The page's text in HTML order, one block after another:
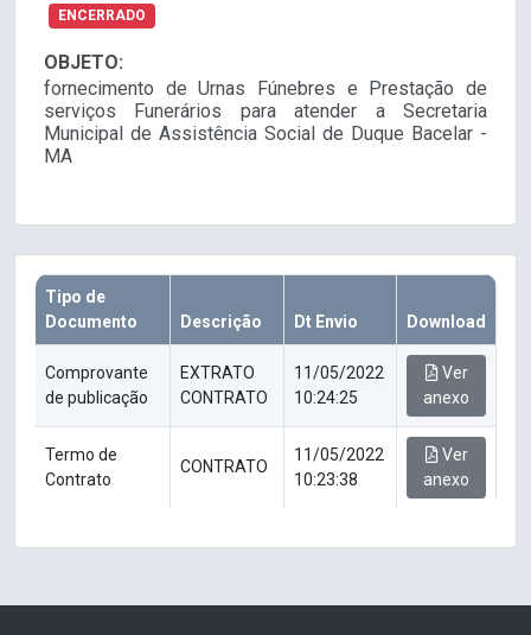
ENCERRADO
OBJETO:
fornecimento de Urnas Fúnebres e Prestação de
serviços Funerários para atender a Secretaria
Municipal de Assistência Social de Duque Bacelar -
MA
Tipo de
Documento
Descrição Dt Envio Download
Comprovante
de publicação
EXTRATO
CONTRATO
11/05/2022
10:24:25
Ver
anexo
Termo de
Contrato
CONTRATO
11/05/2022
10:23:38
Ver
anexo